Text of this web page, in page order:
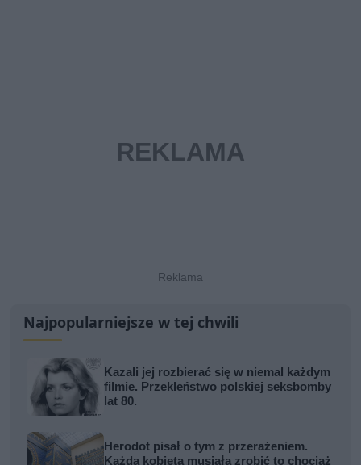
Najpopularniejsze w tej chwili
Kazali jej rozbierać się w niemal każdym
filmie. Przekleństwo polskiej seksbomby
lat 80.
Herodot pisał o tym z przerażeniem.
Każda kobieta musiała zrobić to chociaż